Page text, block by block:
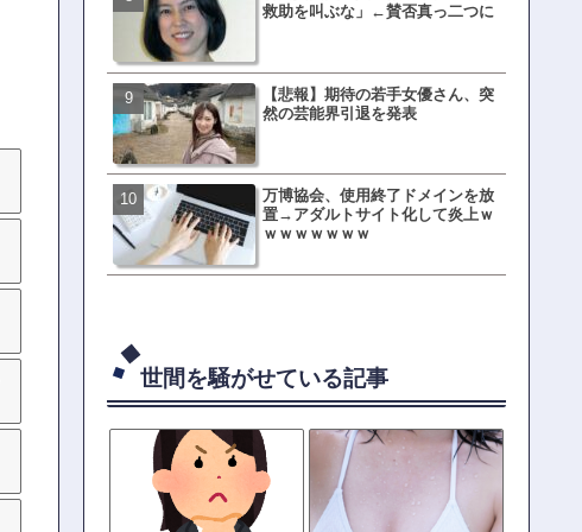
救助を叫ぶな」←賛否真っ二つに
【悲報】期待の若手女優さん、突
然の芸能界引退を発表
万博協会、使用終了ドメインを放
置→アダルトサイト化して炎上ｗ
ｗｗｗｗｗｗｗ
ない店」がこちら…ネット
母親「息子の借りた本が心
真をSNS投稿→司書らから
元TOKIO山口達也、家賃3.4
の新居を公開ｗｗｗｗｗｗ
世間を騒がせている記事